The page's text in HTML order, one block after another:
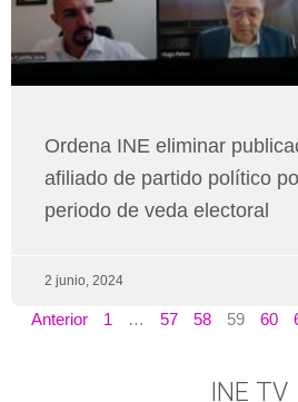
Ordena INE eliminar
afiliado de partido político
periodo de veda electoral
2 junio, 2024
Anterior 1 … 57 58 59 60
INE TV